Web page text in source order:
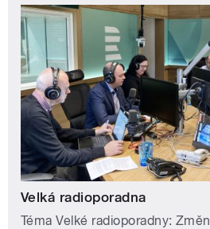
Velká radioporadna
Téma Velké radioporadny: